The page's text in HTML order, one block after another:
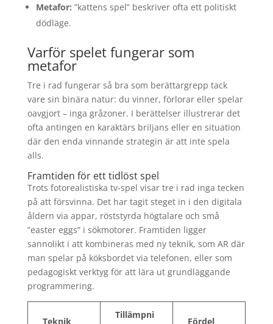
Metafor: ”kattens spel” beskriver ofta ett politiskt
dödläge.
Varför spelet fungerar som
metafor
Tre i rad fungerar så bra som berättargrepp tack
vare sin binära natur: du vinner, förlorar eller spelar
oavgjort – inga gråzoner. I berättelser illustrerar det
ofta antingen en karaktärs briljans eller en situation
där den enda vinnande strategin är att inte spela
alls.
Framtiden för ett tidlöst spel
Trots fotorealistiska tv-spel visar tre i rad inga tecken
på att försvinna. Det har tagit steget in i den digitala
åldern via appar, röststyrda högtalare och små
”easter eggs” i sökmotorer. Framtiden ligger
sannolikt i att kombineras med ny teknik, som AR där
man spelar på köksbordet via telefonen, eller som
pedagogiskt verktyg för att lära ut grundläggande
programmering.
Teknik
Tillämpni
Fördel